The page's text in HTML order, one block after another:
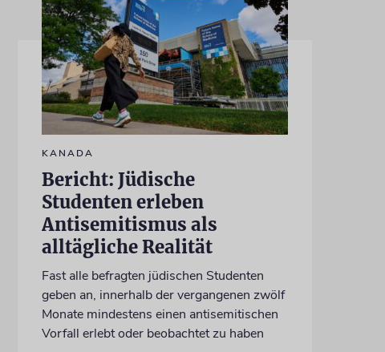
KANADA
Bericht: Jüdische
Studenten erleben
Antisemitismus als
alltägliche Realität
Fast alle befragten jüdischen Studenten
geben an, innerhalb der vergangenen zwölf
Monate mindestens einen antisemitischen
Vorfall erlebt oder beobachtet zu haben